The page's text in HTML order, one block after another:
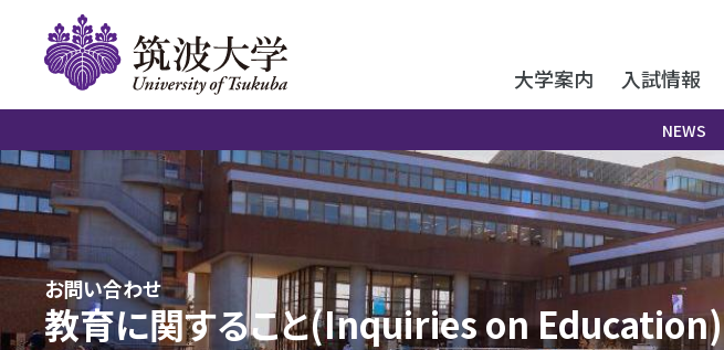
大学案内 入試情報
NEWS
お問い合わせ
教育に関すること(Inquiries on Education)